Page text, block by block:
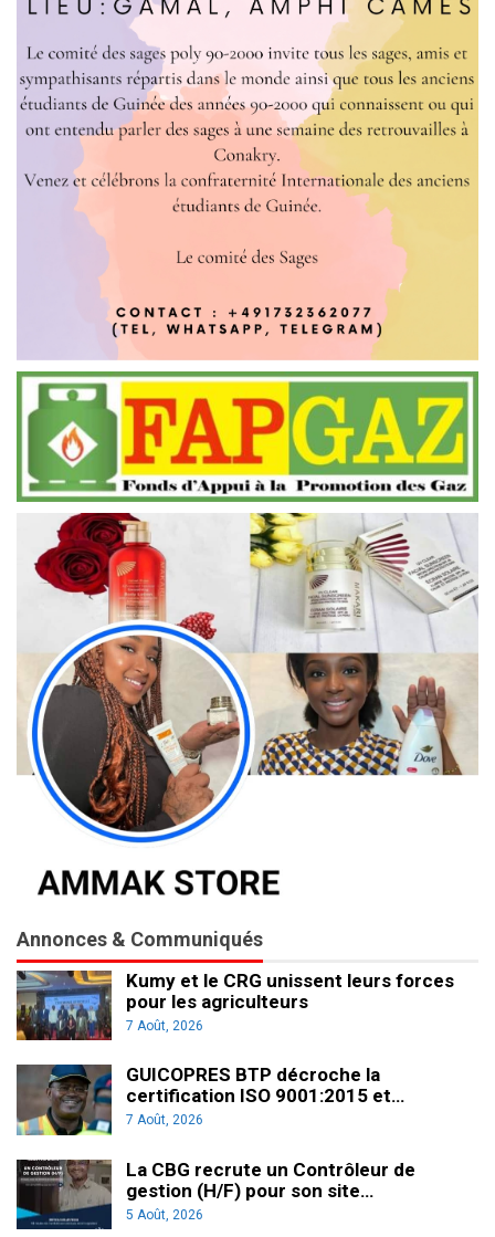
Annonces & Communiqués
Kumy et le CRG unissent leurs forces
pour les agriculteurs
7 Août, 2026
GUICOPRES BTP décroche la
certification ISO 9001:2015 et…
7 Août, 2026
La CBG recrute un Contrôleur de
gestion (H/F) pour son site…
5 Août, 2026